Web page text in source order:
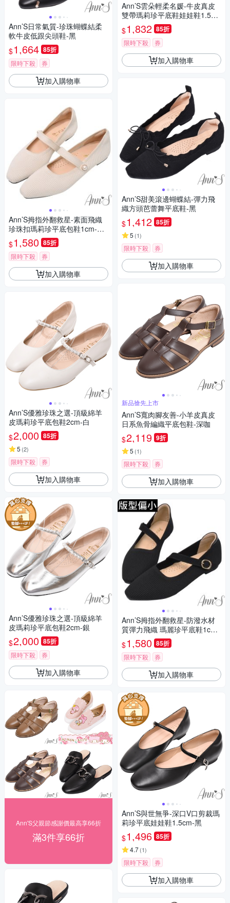
Ann’S日常氣質-珍珠蝴蝶結柔
軟牛皮低跟尖頭鞋-黑
$1,664 85折
限時下殺 券
加入購物車
Ann’S拇指外翻救星-素面飛織
珍珠扣瑪莉珍平底包鞋1cm-米
白(版型偏小)
$1,580 85折
限時下殺 券
加入購物車
Ann’S優雅珍珠之選-頂級綿羊
皮瑪莉珍平底包鞋2cm-白
$2,000 85折
5 (2)
限時下殺 券
加入購物車
Ann’S優雅珍珠之選-頂級綿羊
皮瑪莉珍平底包鞋2cm-銀
$2,000 85折
限時下殺 券
加入購物車
Ann'S父親節感謝價最高享66折
滿3件享66折
Ann’S雲朵輕柔名媛-牛皮真皮
雙帶瑪莉珍平底鞋娃娃鞋1.5cm
-黑
$1,832 85折
限時下殺 券
加入購物車
Ann’S甜美滾邊蝴蝶結-彈力飛
織方頭芭蕾舞平底鞋-黑
$1,412 85折
5 (1)
限時下殺 券
加入購物車
新品搶先上市
Ann’S寬肉腳友善-小羊皮真皮
日系魚骨編織平底包鞋-深咖
$2,119 9折
5 (1)
限時下殺 券
加入購物車
Ann’S拇指外翻救星-防潑水材
質彈力飛織 瑪麗珍平底鞋1cm-
黑
$1,580 85折
限時下殺 券
加入購物車
Ann’S與世無爭-深口V口剪裁瑪
莉珍平底娃娃鞋1.5cm-黑
$1,496 85折
4.7(1)
限時下殺 券
加入購物車